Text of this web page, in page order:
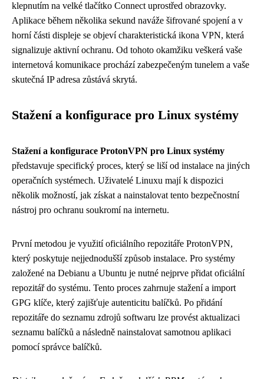
klepnutím na velké tlačítko Connect uprostřed obrazovky.
Aplikace během několika sekund naváže šifrované spojení a v
horní části displeje se objeví charakteristická ikona VPN, která
signalizuje aktivní ochranu. Od tohoto okamžiku veškerá vaše
internetová komunikace prochází zabezpečeným tunelem a vaše
skutečná IP adresa zůstává skrytá.
Stažení a konfigurace pro Linux systémy
Stažení a konfigurace ProtonVPN pro Linux systémy
představuje specifický proces, který se liší od instalace na jiných
operačních systémech. Uživatelé Linuxu mají k dispozici
několik možností, jak získat a nainstalovat tento bezpečnostní
nástroj pro ochranu soukromí na internetu.
První metodou je využití oficiálního repozitáře ProtonVPN,
který poskytuje nejjednodušší způsob instalace. Pro systémy
založené na Debianu a Ubuntu je nutné nejprve přidat oficiální
repozitář do systému. Tento proces zahrnuje stažení a import
GPG klíče, který zajišťuje autenticitu balíčků. Po přidání
repozitáře do seznamu zdrojů softwaru lze provést aktualizaci
seznamu balíčků a následně nainstalovat samotnou aplikaci
pomocí správce balíčků.